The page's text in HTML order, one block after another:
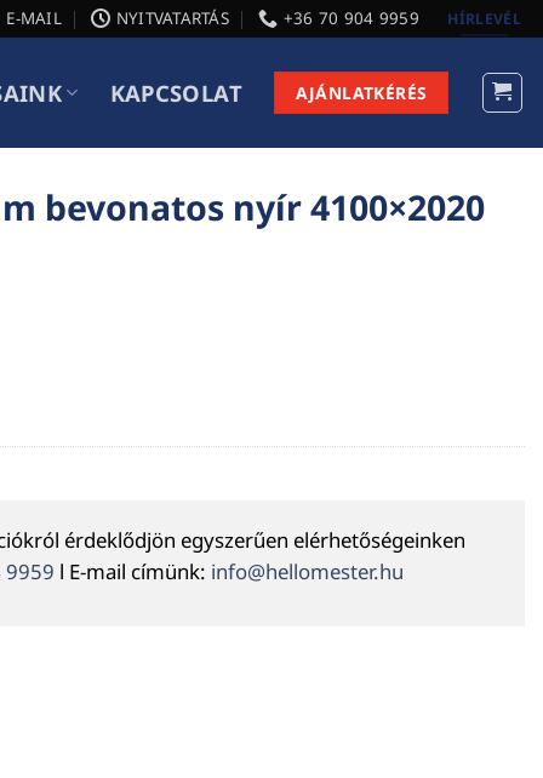
E-MAIL NYITVATARTÁS +36 70 904 9959 HÍRLEVÉL
KAPCSOLAT AJÁNLATKÉRÉS
bevonatos nyír 4100×2020
érdeklődjön egyszerűen elérhetőségeinken
9959 l E-mail címünk: info@hellomester.hu